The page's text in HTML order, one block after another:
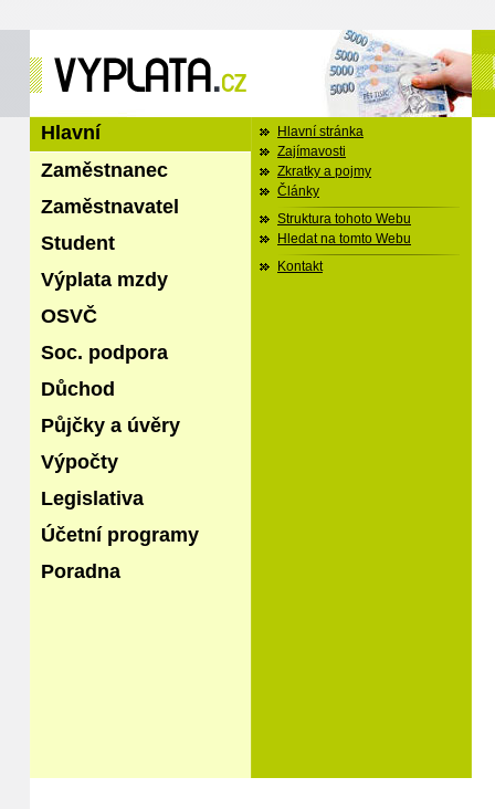
Hlavní
Zaměstnanec
Zaměstnavatel
Student
Výplata mzdy
OSVČ
Soc. podpora
Důchod
Půjčky a úvěry
Výpočty
Legislativa
Účetní programy
Poradna
Hlavní stránka
Zajímavosti
Zkratky a pojmy
Články
Struktura tohoto Webu
Hledat na tomto Webu
Kontakt